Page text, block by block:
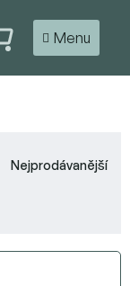
Nejprodávanější